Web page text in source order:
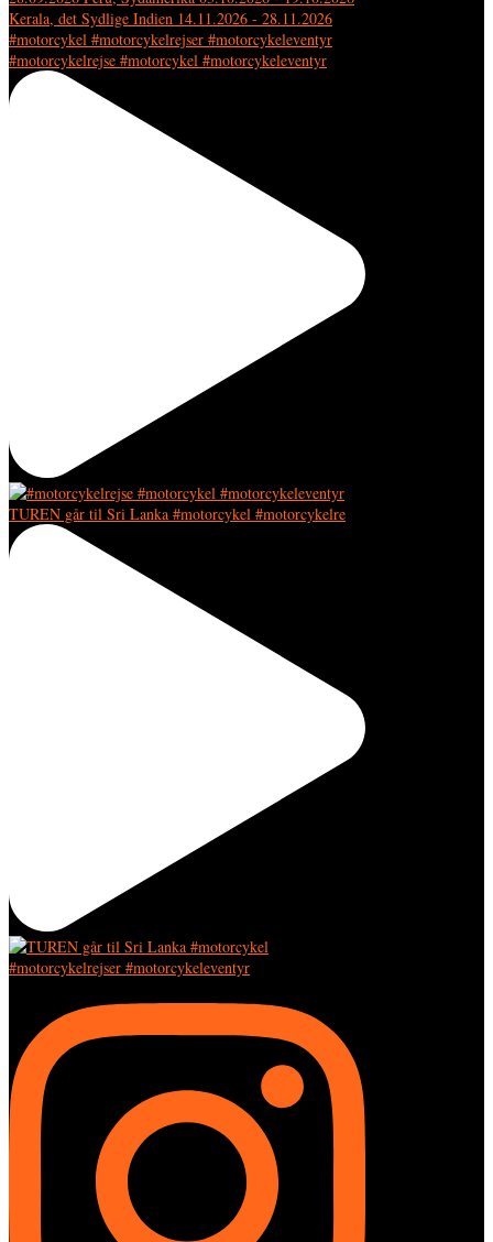
#motorcykelrejse #motorcykel #motorcykeleventyr
TUREN går til Sri Lanka #motorcykel #motorcykelre